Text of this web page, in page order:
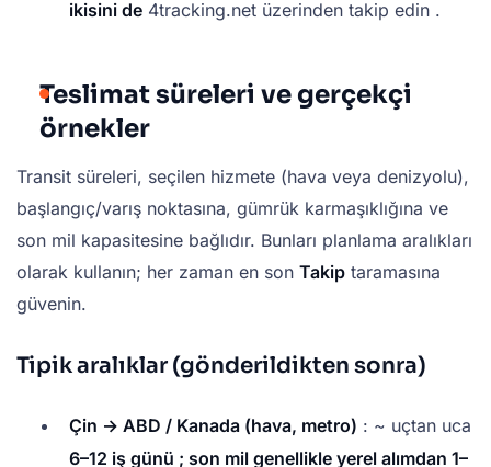
ikisini de 4tracking.net üzerinden takip edin .
Teslimat süreleri ve gerçekçi
örnekler
Transit süreleri, seçilen hizmete (hava veya denizyolu),
başlangıç/varış noktasına, gümrük karmaşıklığına ve
son mil kapasitesine bağlıdır. Bunları planlama aralıkları
olarak kullanın; her zaman en son Takip taramasına
güvenin.
Tipik aralıklar (gönderildikten sonra)
Çin → ABD / Kanada (hava, metro) : ~ uçtan uca
6–12 iş günü ; son mil genellikle yerel alımdan 1–